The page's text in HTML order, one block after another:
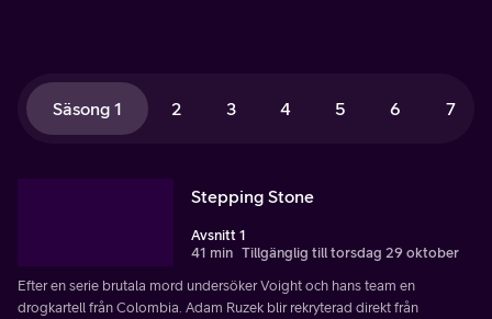
Säsong 1 2 3 4 5 6 7
Stepping Stone
Avsnitt 1
41 min Tillgänglig till torsdag 29 oktober
Efter en serie brutala mord undersöker Voight och hans team en
drogkartell från Colombia. Adam Ruzek blir rekryterad direkt från